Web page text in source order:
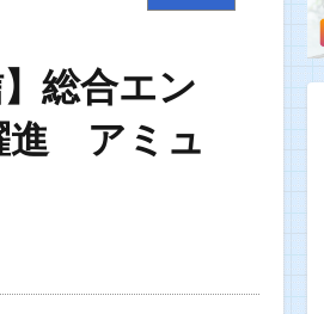
総合エン
進 アミュ